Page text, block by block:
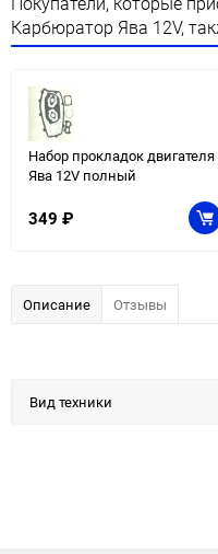
Карбюратор Ява 12V,
Набор прокладок двигателя
Ява 12V полный
349 ₽
Описание Отзывы
Вид техники